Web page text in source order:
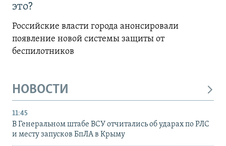
это?
Российские власти города анонсировали
появление новой системы защиты от
беспилотников
НОВОСТИ
11:45
В Генеральном штабе ВСУ отчитались об ударах по РЛС
и месту запусков БпЛА в Крыму